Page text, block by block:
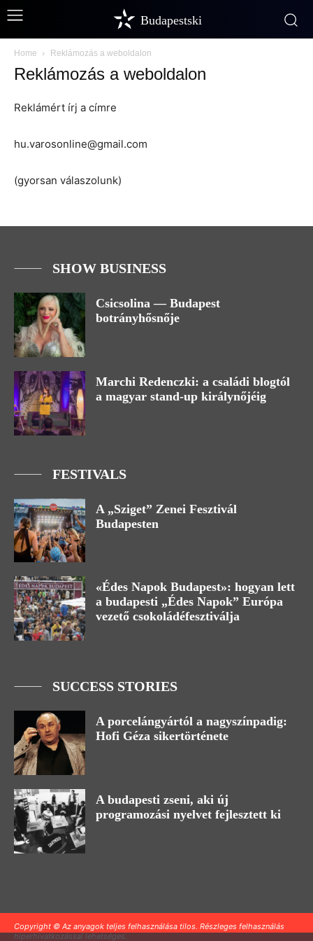
Budapestski
Home Reklámozás a weboldalon
Reklámozás a weboldalon
Reklámért írj a címre
hu.varosonline@gmail.com
(gyorsan válaszolunk)
SHOW BUSINESS
Csicsolina — Budapest
botrányhősnője
Marchi Redenczki: a családi blogtól
a magyar stand-up királynőjéig
FESTIVALS
A „Sziget” Zenei Fesztivál
Budapesten
«Édes Napok Budapest»: hogyan lett
a budapesti „Édes Napok” Európa
vezető csokoládéfesztiválja
SUCCESS STORIES
A porcelángyártól a nagyszínpadig:
Hofi Géza sikertörténete
A budapesti zseni, aki új
programozási nyelvet fejlesztett ki
Copyright © Az anyagok teljes felhasználása tilos. Részleges felhasználás
hiperhivatkozással lehetséges.